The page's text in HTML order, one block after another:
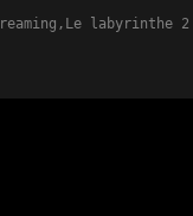
labyrinthe